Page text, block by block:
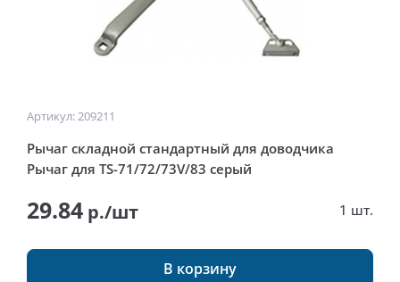
Артикул: 209211
Рычаг складной стандартный для доводчика
Рычаг для TS-71/72/73V/83 серый
29.84 р./шт 1 шт.
В корзину